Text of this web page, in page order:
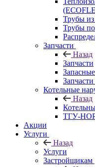
Трубы
Трубы
Запчасти
Назад
Запчасти
Котельные
Назад
ТГУ-
Акции
Услуги
Назад
Услуги
Застройщикам